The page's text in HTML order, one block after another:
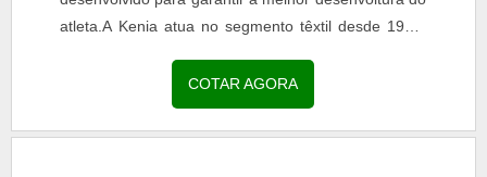
atleta.A Kenia atua no segmento têxtil desde 1954.
COTAR AGORA